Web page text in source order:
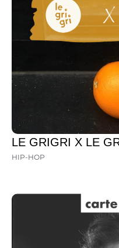
LE GRIGRI X LE
HIP-HOP